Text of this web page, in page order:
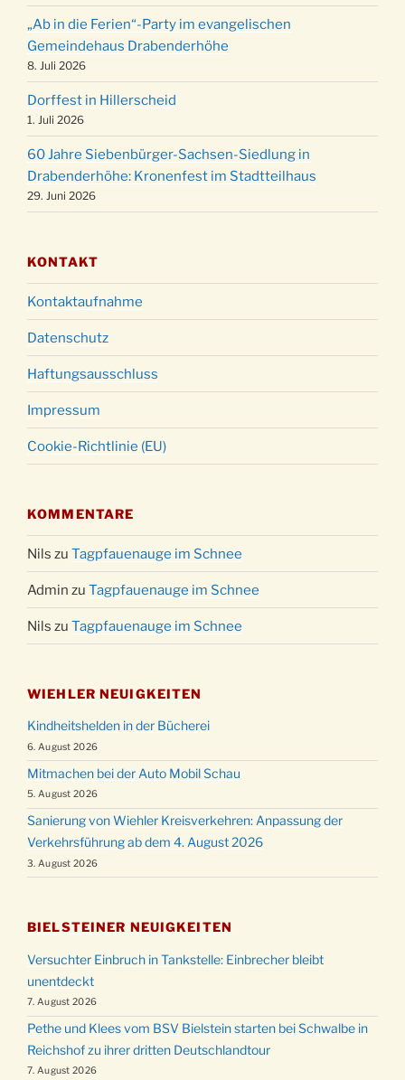
24.12.
Weihnachtsgottesdienst in der Kirche um
15:00 Uhr
24.12.
Weihnachtsgottesdienst in der Kirche um
18:00 Uhr
24.12.
Christmette mit der ev. Jugend in der Kirche
um 23:00 Uhr
31.12.
Gottesdienst zu Silvester in der Kirche um
18:00 Uhr
„Ab in die Ferien“-Party im evangelischen
Gemeindehaus Drabenderhöhe
8. Juli 2026
Dorffest in Hillerscheid
1. Juli 2026
60 Jahre Siebenbürger-Sachsen-Siedlung in
Drabenderhöhe: Kronenfest im Stadtteilhaus
29. Juni 2026
KONTAKT
Kontaktaufnahme
Datenschutz
Haftungsausschluss
Impressum
Cookie-Richtlinie (EU)
KOMMENTARE
Nils zu Tagpfauenauge im Schnee
Admin zu Tagpfauenauge im Schnee
Nils zu Tagpfauenauge im Schnee
WIEHLER NEUIGKEITEN
Kindheitshelden in der Bücherei
6. August 2026
Mitmachen bei der Auto Mobil Schau
5. August 2026
Sanierung von Wiehler Kreisverkehren: Anpassung der
Verkehrsführung ab dem 4. August 2026
3. August 2026
BIELSTEINER NEUIGKEITEN
Versuchter Einbruch in Tankstelle: Einbrecher bleibt
unentdeckt
7. August 2026
Pethe und Klees vom BSV Bielstein starten bei Schwalbe in
Reichshof zu ihrer dritten Deutschlandtour
7. August 2026